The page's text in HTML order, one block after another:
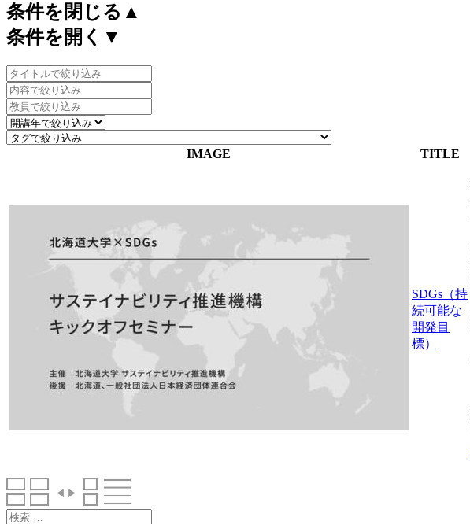
条件を閉じる▲
条件を開く▼
IMAGE TITLE
SDGs（持
続可能な
開発目
標）
検